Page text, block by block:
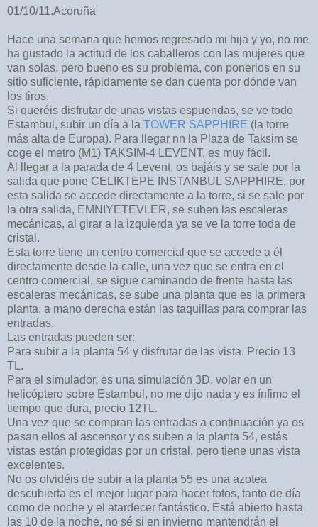
01/10/11.Acoruña
Hace una semana que hemos regresado mi hija y yo, no me
ha gustado la actitud de los caballeros con las mujeres que
van solas, pero bueno es su problema, con ponerlos en su
sitio suficiente, rápidamente se dan cuenta por dónde van
los tiros.
Si queréis disfrutar de unas vistas espuendas, se ve todo
Estambul, subir un día a la TOWER SAPPHIRE (la torre
más alta de Europa). Para llegar nn la Plaza de Taksim se
coge el metro (M1) TAKSIM-4 LEVENT, es muy fácil.
Al llegar a la parada de 4 Levent, os bajáis y se sale por la
salida que pone CELIKTEPE INSTANBUL SAPPHIRE, por
esta salida se accede directamente a la torre, si se sale por
la otra salida, EMNIYETEVLER, se suben las escaleras
mecánicas, al girar a la izquierda ya se ve la torre toda de
cristal.
Esta torre tiene un centro comercial que se accede a él
directamente desde la calle, una vez que se entra en el
centro comercial, se sigue caminando de frente hasta las
escaleras mecánicas, se sube una planta que es la primera
planta, a mano derecha están las taquillas para comprar las
entradas.
Las entradas pueden ser:
Para subir a la planta 54 y disfrutar de las vista. Precio 13
TL.
Para el simulador, es una simulación 3D, volar en un
helicóptero sobre Estambul, no me dijo nada y es ínfimo el
tiempo que dura, precio 12TL.
Una vez que se compran las entradas a continuación ya os
pasan ellos al ascensor y os suben a la planta 54, estás
vistas están protegidas por un cristal, pero tiene unas vista
excelentes.
No os olvidéis de subir a la planta 55 es una azotea
descubierta es el mejor lugar para hacer fotos, tanto de día
como de noche y el atardecer fantástico. Está abierto hasta
las 10 de la noche, no sé si en invierno mantendrán el